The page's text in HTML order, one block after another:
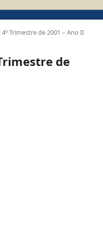
4º Trimestre de 2001 – Ano II
de